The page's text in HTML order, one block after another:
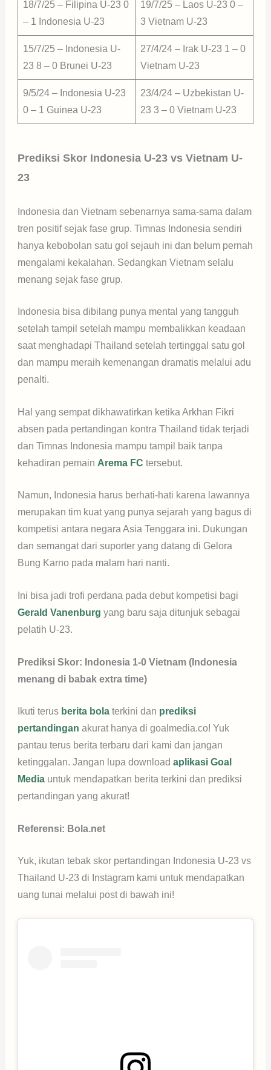
18/7/25 – Filipina U-23 0
– 1 Indonesia U-23
19/7/25 – Laos U-23 0 –
3 Vietnam U-23
15/7/25 – Indonesia U-
23 8 – 0 Brunei U-23
27/4/24 – Irak U-23 1 – 0
Vietnam U-23
9/5/24 – Indonesia U-23
0 – 1 Guinea U-23
23/4/24 – Uzbekistan U-
23 3 – 0 Vietnam U-23
Prediksi Skor Indonesia U-23 vs Vietnam U-
23
Indonesia dan Vietnam sebenarnya sama-sama dalam
tren positif sejak fase grup. Timnas Indonesia sendiri
hanya kebobolan satu gol sejauh ini dan belum pernah
mengalami kekalahan. Sedangkan Vietnam selalu
menang sejak fase grup.
Indonesia bisa dibilang punya mental yang tangguh
setelah tampil setelah mampu membalikkan keadaan
saat menghadapi Thailand setelah tertinggal satu gol
dan mampu meraih kemenangan dramatis melalui adu
penalti.
Hal yang sempat dikhawatirkan ketika Arkhan Fikri
absen pada pertandingan kontra Thailand tidak terjadi
dan Timnas Indonesia mampu tampil baik tanpa
kehadiran pemain Arema FC tersebut.
Namun, Indonesia harus berhati-hati karena lawannya
merupakan tim kuat yang punya sejarah yang bagus di
kompetisi antara negara Asia Tenggara ini. Dukungan
dan semangat dari suporter yang datang di Gelora
Bung Karno pada malam hari nanti.
Ini bisa jadi trofi perdana pada debut kompetisi bagi
Gerald Vanenburg yang baru saja ditunjuk sebagai
pelatih U-23.
Prediksi Skor: Indonesia 1-0 Vietnam (Indonesia
menang di babak extra time)
Ikuti terus berita bolaterkini dan prediksi
pertandingan akurat hanya di goalmedia.co! Yuk
pantau terus berita terbaru dari kami dan jangan
ketinggalan. Jangan lupa download aplikasi Goal
Mediauntuk mendapatkan berita terkini dan prediksi
pertandingan yang akurat!
Referensi: Bola.net
Yuk, ikutan tebak skor pertandingan Indonesia U-23 vs
Thailand U-23 di Instagram kami untuk mendapatkan
uang tunai melalui post di bawah ini!